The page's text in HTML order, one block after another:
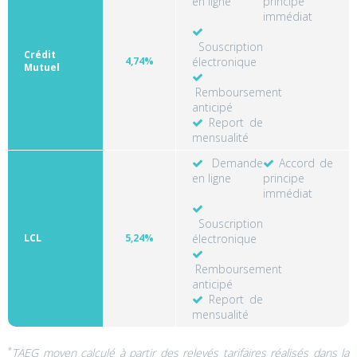
Crédit
Mutuel
4,74%
immédiat
Souscription
électronique
Remboursement
anticipé
Report de
mensualité
LCL 5,24%
Demande
en ligne
Accord de
principe
immédiat
Souscription
électronique
Remboursement
anticipé
Report de
mensualité
*TAEG moyen calculé à partir des relevés tarifaires réalisés dans la